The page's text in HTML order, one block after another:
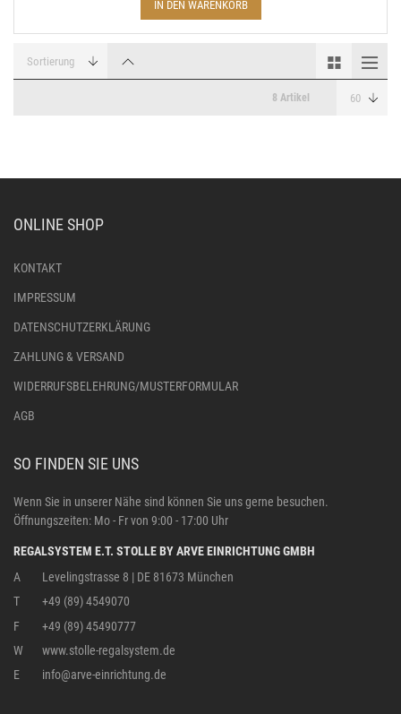
IN DEN WARENKORB
8 Artikel
ONLINE SHOP
KONTAKT
IMPRESSUM
DATENSCHUTZERKLÄRUNG
ZAHLUNG & VERSAND
WIDERRUFSBELEHRUNG/MUSTERFORMULAR
AGB
SO FINDEN SIE UNS
Wenn Sie in unserer Nähe sind können Sie uns gerne besuchen.
Öffnungszeiten: Mo - Fr von 9:00 - 17:00 Uhr
REGALSYSTEM E.T. STOLLE BY ARVE EINRICHTUNG GMBH
A
Levelingstrasse 8 | DE 81673 München
T
+49 (89) 4549070
F
+49 (89) 45490777
W
www.stolle-regalsystem.de
E
info@arve-einrichtung.de